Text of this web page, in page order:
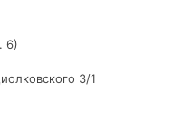
6)
3/1